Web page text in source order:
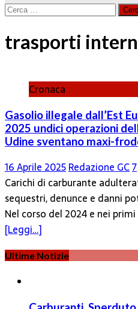
Ricerca
trasporti
Cronaca
Gasolio illegale dall’Est
2025 undici operazioni
Udine sventano maxi-
16 Aprile 2025Redazione GC7
Carichi di carburante
sequestri, denunce e danni
Nel corso del 2024 e nei
[Leggi…]
Ultime Notizie